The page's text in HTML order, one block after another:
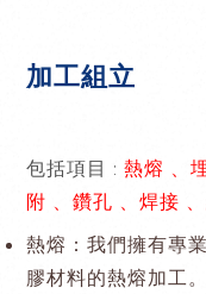
加工組立
包括項目 :熱熔 、
附 、鑽孔 、焊接
熱熔：我們擁有專
膠材料的熱熔加工